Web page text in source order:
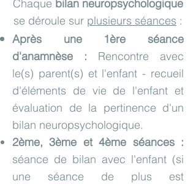
Chaque bilan neuropsychologique
se déroule sur plusieurs séances :
Après une 1ère séance
d'anamnèse : Rencontre avec
le(s) parent(s) et l'enfant - recueil
d'éléments de vie de l'enfant et
évaluation de la pertinence d'un
bilan neuropsychologique.
2ème, 3ème et 4ème séances:
séance de bilan avec l'enfant (si
une séance de plus est